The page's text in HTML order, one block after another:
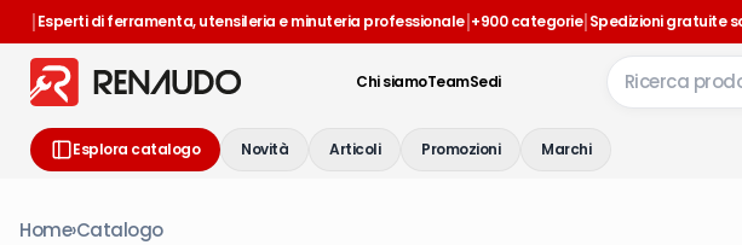
|Esperti di ferramenta, utensileria e minuteria professionale|+900 categorie|Spedizioni gratuite
Chi siamoTeamSedi
Esplora catalogo Novità Articoli Promozioni Marchi
Home›Catalogo